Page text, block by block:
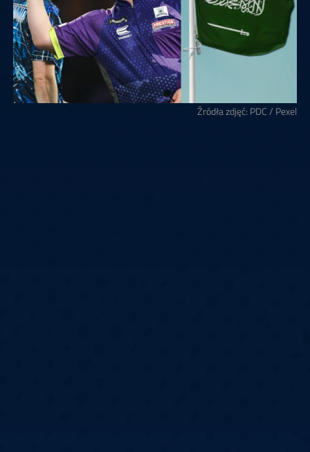
Źródła zdjęć: PDC / Pexel